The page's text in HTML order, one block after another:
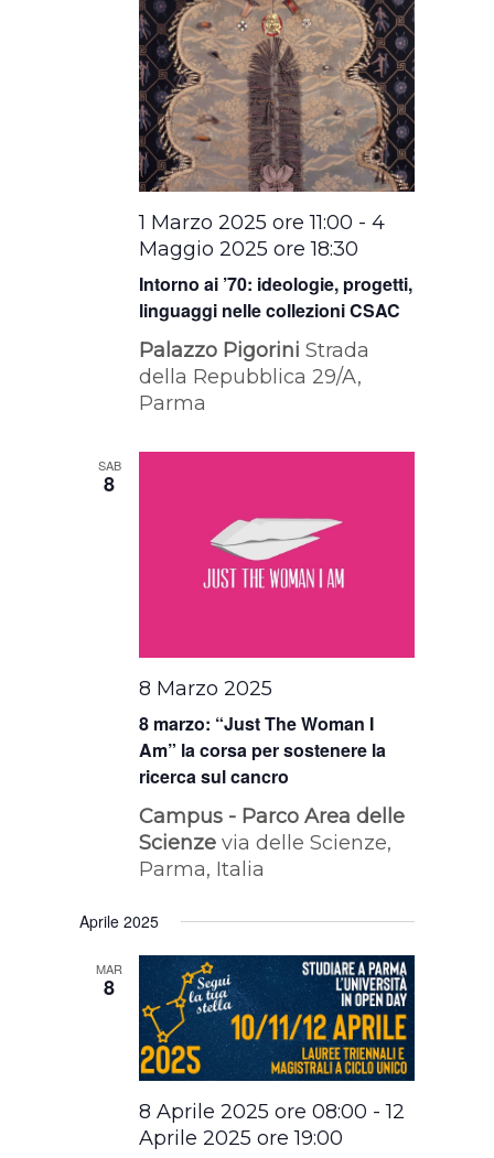
Intorno ai ’70: ideologie, progetti,
linguaggi nelle collezioni CSAC
1 Marzo 2025 ore 11:00 -4
Maggio 2025 ore 18:30
Palazzo PigoriniStrada
della Repubblica 29/A,
Parma
SAB
8
8 marzo: “Just The Woman I
Am” la corsa per sostenere la
ricerca sul cancro
8 Marzo 2025
Campus - Parco Area delle
Scienzevia delle Scienze,
Parma, Italia
Aprile 2025
MAR
8
8 Aprile 2025 ore 08:00 -12
Aprile 2025 ore 19:00